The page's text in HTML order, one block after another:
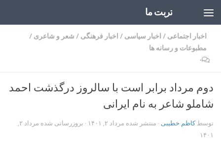
تربت ما
اخبار اجتماعی / اخبار سیاسی / اخبار فرهنگی / شعر و شاعری /
مطبوعات و رسانه ها
۰
دوم مرداد برابر است با سالروز درگذشت احمد
شاملو شاعر به نام ایرانی
توسطکاظم خطیبی · منتشر شده مرداد ۲, ۱۴۰۱ · بروزرسانی شده
مرداد ۲,
۱۴۰۱